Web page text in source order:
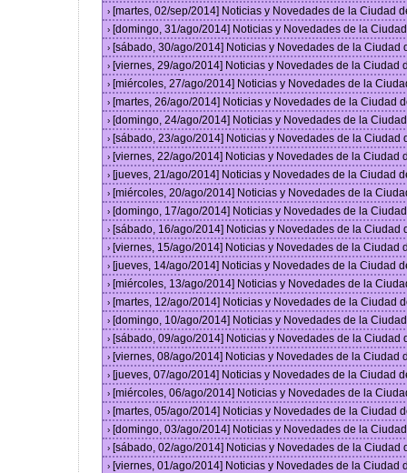
› [martes, 02/sep/2014] Noticias y Novedades de la Ciudad
› [domingo, 31/ago/2014] Noticias y Novedades de la
› [sábado, 30/ago/2014] Noticias y Novedades de la Ciudad
› [viernes, 29/ago/2014] Noticias y Novedades de la Ciudad
› [miércoles, 27/ago/2014] Noticias y Novedades de la
› [martes, 26/ago/2014] Noticias y Novedades de la Ciudad
› [domingo, 24/ago/2014] Noticias y Novedades de la
› [sábado, 23/ago/2014] Noticias y Novedades de la Ciudad
› [viernes, 22/ago/2014] Noticias y Novedades de la Ciudad
› [jueves, 21/ago/2014] Noticias y Novedades de la Ciudad
› [miércoles, 20/ago/2014] Noticias y Novedades de la
› [domingo, 17/ago/2014] Noticias y Novedades de la
› [sábado, 16/ago/2014] Noticias y Novedades de la Ciudad
› [viernes, 15/ago/2014] Noticias y Novedades de la Ciudad
› [jueves, 14/ago/2014] Noticias y Novedades de la Ciudad
› [miércoles, 13/ago/2014] Noticias y Novedades de la
› [martes, 12/ago/2014] Noticias y Novedades de la Ciudad
› [domingo, 10/ago/2014] Noticias y Novedades de la
› [sábado, 09/ago/2014] Noticias y Novedades de la Ciudad
› [viernes, 08/ago/2014] Noticias y Novedades de la Ciudad
› [jueves, 07/ago/2014] Noticias y Novedades de la Ciudad
› [miércoles, 06/ago/2014] Noticias y Novedades de la
› [martes, 05/ago/2014] Noticias y Novedades de la Ciudad
› [domingo, 03/ago/2014] Noticias y Novedades de la
› [sábado, 02/ago/2014] Noticias y Novedades de la Ciudad
› [viernes, 01/ago/2014] Noticias y Novedades de la Ciudad